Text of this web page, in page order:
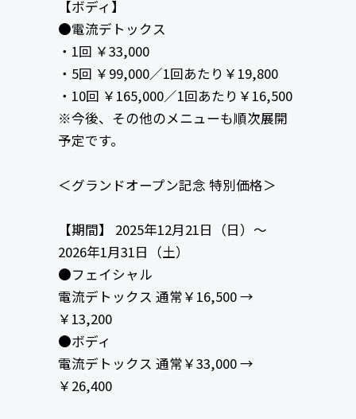
【ボディ】
●電流デトックス
・1回 ￥33,000
・5回 ￥99,000／1回あたり￥19,800
・10回 ￥165,000／1回あたり￥16,500
※今後、その他のメニューも順次展開
予定です。
＜グランドオープン記念 特別価格＞
【期間】 2025年12月21日（日）〜
2026年1月31日（土）
●フェイシャル
電流デトックス 通常￥16,500 →
￥13,200
●ボディ
電流デトックス 通常￥33,000 →
￥26,400